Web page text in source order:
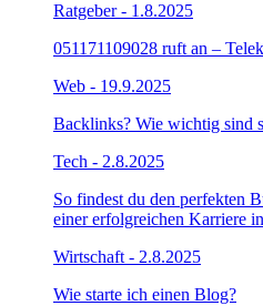
Ratgeber- 1.8.2025
051171109028 ruft an –
Web - 19.9.2025
Backlinks? Wie wichtig sind
Tech - 2.8.2025
So findest du den perfekten
einer erfolgreichen Karriere
Wirtschaft - 2.8.2025
Wie starte ich einen Blog?